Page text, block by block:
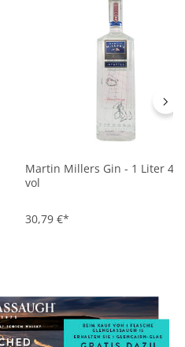
5 von 5 Sternen
Martin Millers Gin - 1 Liter
vol
30,79 €*